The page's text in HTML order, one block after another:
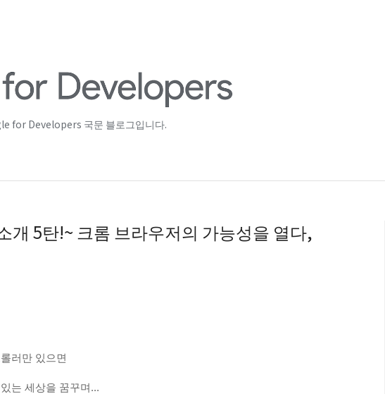
for Developers 국문 블로그입니다.
개 5탄!~ 크롬 브라우저의 가능성을 열다,
러만 있으면
는 세상을 꿈꾸며...